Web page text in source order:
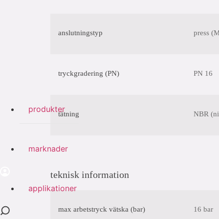
produkter
marknader
applikationer
anslutningstyp press
tryckgradering (PN) PN 16
tätning NBR
teknisk information
max arbetstryck vätska (bar) 16 bar